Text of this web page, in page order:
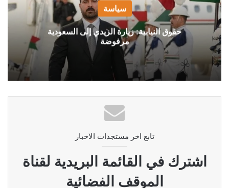
سياسة
حقوق النيابية: زيارة الزيدي إلى السعودية
مرفوضة
تابع اخر مستجدات الاخبار
اشترك في القائمة البريدية لقناة
الموقف الفضائية